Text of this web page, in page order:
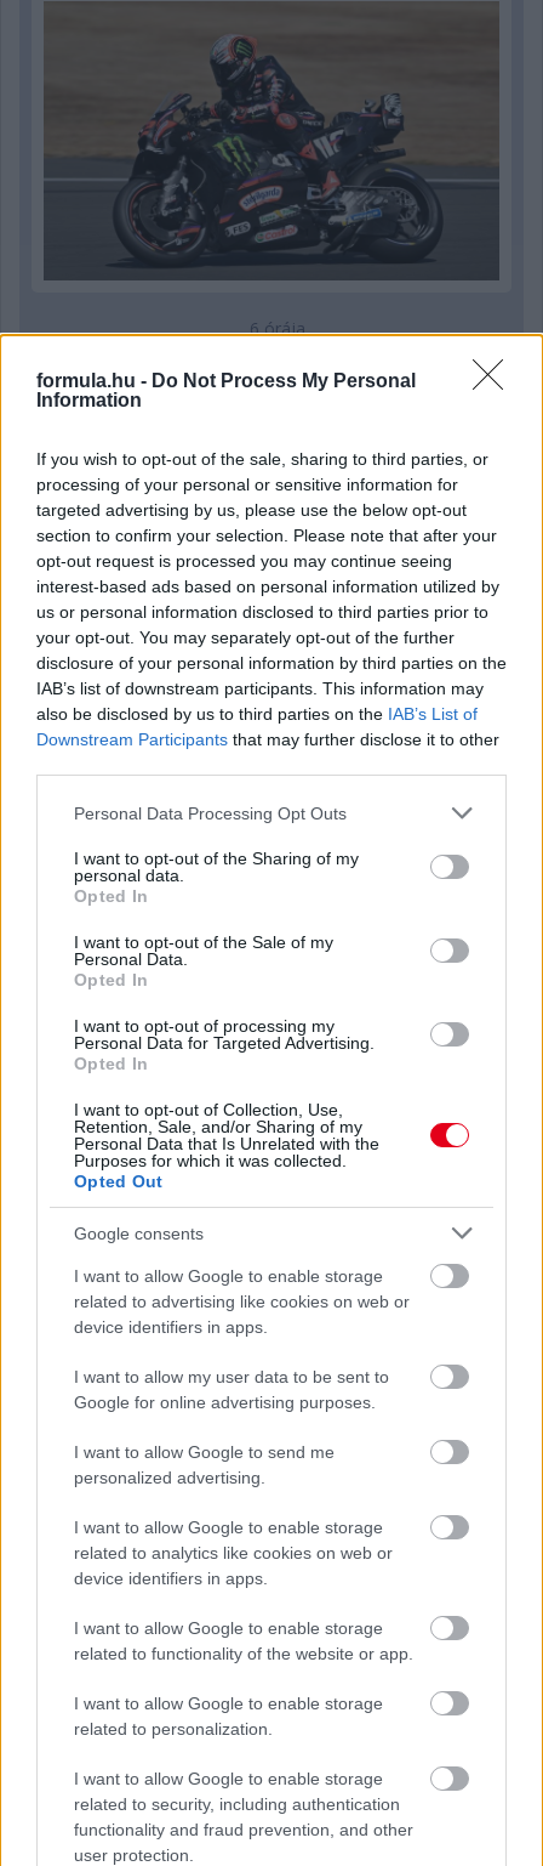
formula.hu - Do Not Process My Personal
Information
If you wish to opt-out of the sale, sharing to third parties, or
processing of your personal or sensitive information for
targeted advertising by us, please use the below opt-out
section to confirm your selection. Please note that after your
opt-out request is processed you may continue seeing
interest-based ads based on personal information utilized by
us or personal information disclosed to third parties prior to
your opt-out. You may separately opt-out of the further
disclosure of your personal information by third parties on the
IAB’s list of downstream participants. This information may
also be disclosed by us to third parties on the IAB’s List of
Downstream Participants that may further disclose it to other
Please note that this website/app uses one or more Google
not limited to your visit or usage behaviour. You may click to
grant or deny consent to Google and its third-party tags to
use your data for below specified purposes in below Google
consent section.
Personal Data Processing Opt Outs
I want to opt-out of the Sharing of my
personal data.
Opted In
I want to opt-out of the Sale of my
Personal Data.
Opted In
I want to opt-out of processing my
Personal Data for Targeted Advertising.
Opted In
I want to opt-out of Collection, Use,
Retention, Sale, and/or Sharing of my
Personal Data that Is Unrelated with the
Purposes for which it was collected.
Opted Out
Google consents
I want to allow Google to enable storage
related to advertising like cookies on web or
device identifiers in apps.
I want to allow my user data to be sent to
Google for online advertising purposes.
I want to allow Google to send me
personalized advertising.
I want to allow Google to enable storage
related to analytics like cookies on web or
device identifiers in apps.
I want to allow Google to enable storage
related to functionality of the website or app.
I want to allow Google to enable storage
related to personalization.
I want to allow Google to enable storage
related to security, including authentication
functionality and fraud prevention, and other
user protection.
6 órája
Sajtó: Az Aston Martintól érkezik Lambiase utódja a Red
Bullhoz?
Óriási bevétel-visszaesést könyvelhetett el az F1 a
második negyedévben
Kerékpáros világbajnokságra kvalifikálta magát Bottas az
F1-es nyári szünetben
1 napja
Montoya szerint Antonelli kedvessége sem segít
Russellen